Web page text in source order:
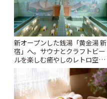
新オープンした銭湯「黄金湯 新
宿」へ。サウナとクラフトビー
ルを楽しむ癒やしのレトロ空間
| ことりっぷ